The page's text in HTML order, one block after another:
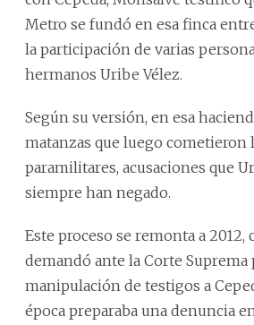
Metro se fundó en esa finca
la participación de varias
hermanos Uribe Vélez.
Según su versión, en esa
matanzas que luego cometieron
paramilitares, acusaciones que
siempre han negado.
Este proceso se remonta a 2012,
demandó ante la Corte Suprema
manipulación de testigos a
época preparaba una denuncia